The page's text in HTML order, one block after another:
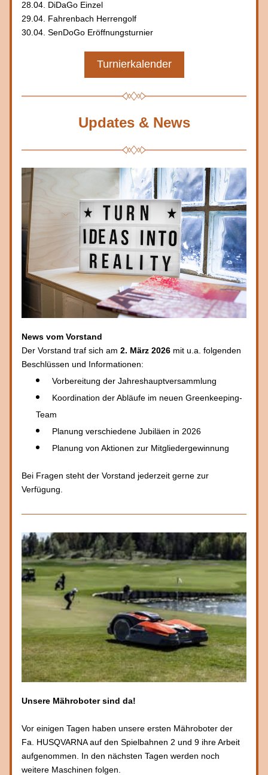
28.04. DiDaGo Einzel
29.04. Fahrenbach Herrengolf
30.04. SenDoGo Eröffnungsturnier
Turnierkalender
Updates & News
News vom Vorstand
Der Vorstand traf sich am 2. März 2026 mit u.a. folgenden
Beschlüssen und Informationen:
Vorbereitung der Jahreshauptversammlung
Koordination der Abläufe im neuen Greenkeeping-
Team
Planung verschiedene Jubiläen in 2026
Planung von Aktionen zur Mitgliedergewinnung
Bei Fragen steht der Vorstand jederzeit gerne zur
Verfügung.
Unsere Mähroboter sind da!
Vor einigen Tagen haben unsere ersten Mähroboter der
Fa. HUSQVARNA auf den Spielbahnen 2 und 9 ihre Arbeit
aufgenommen. In den nächsten Tagen werden noch
weitere Maschinen folgen.